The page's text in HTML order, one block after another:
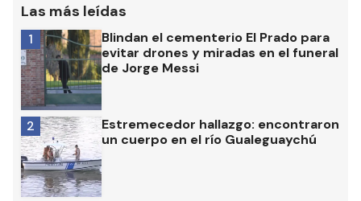
Las más leídas
Blindan el cementerio El Prado para
evitar drones y miradas en el funeral
de Jorge Messi
1
Estremecedor hallazgo: encontraron
un cuerpo en el río Gualeguaychú
2